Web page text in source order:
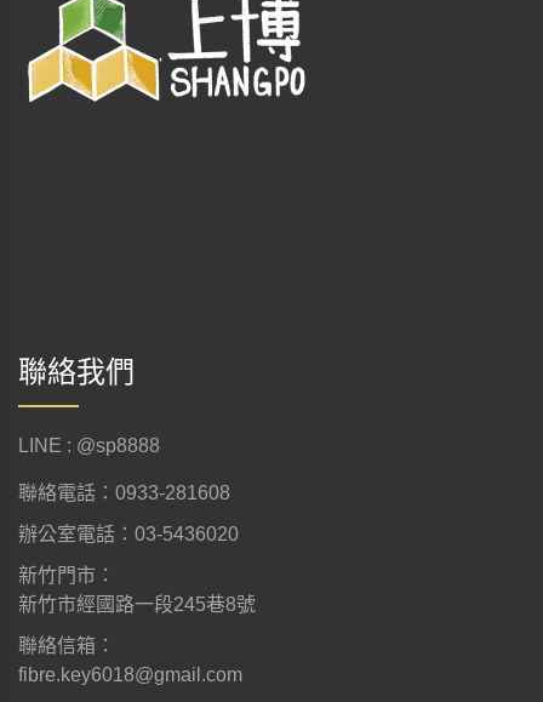
聯絡我們
LINE : @sp8888
聯絡電話：0933-281608
辦公室電話：03-5436020
新竹門市：
新竹市經國路一段245巷8號
聯絡信箱：
fibre.key6018@gmail.com